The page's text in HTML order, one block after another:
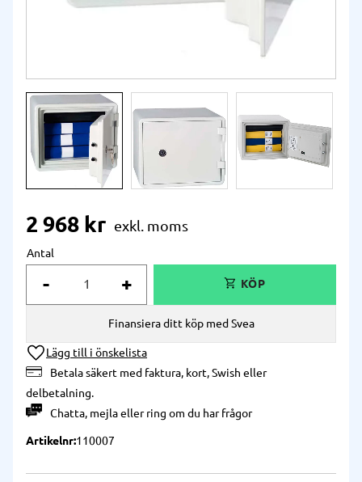
2 968 kr
Antal
+
-
Lägg till i önskelista
Betala säkert med faktura, kort, Swish eller
delbetalning.
Chatta, mejlaellerring om du har frågor
Finansiera ditt köp med Svea
Artikelnr 110007